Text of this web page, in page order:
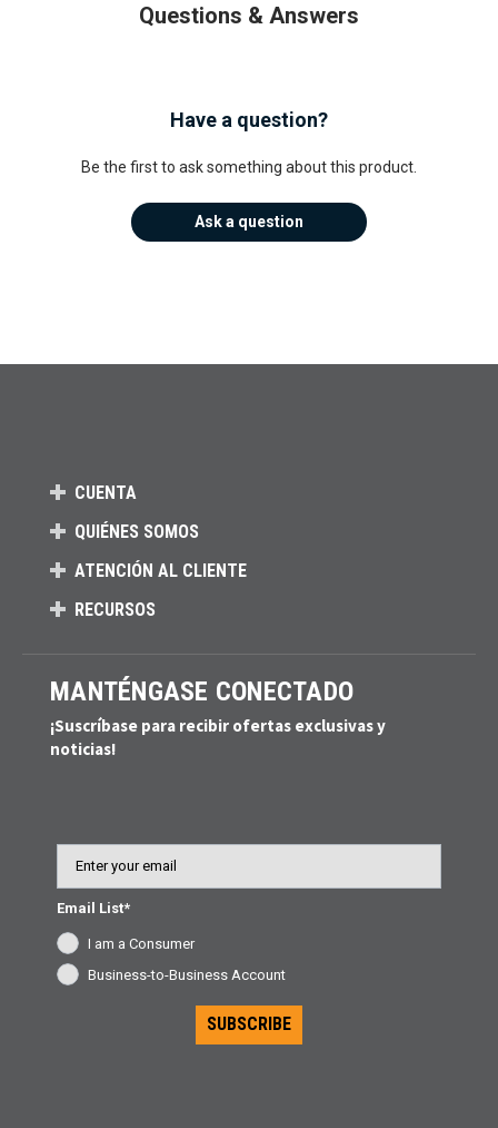
Questions & Answers
Have a question?
Be the first to ask something about this product.
Ask a question
CUENTA
QUIÉNES SOMOS
ATENCIÓN AL CLIENTE
RECURSOS
MANTÉNGASE CONECTADO
¡Suscríbase para recibir ofertas exclusivas y
noticias!
Email
Email List*
I am a Consumer
Business-to-Business Account
SUBSCRIBE